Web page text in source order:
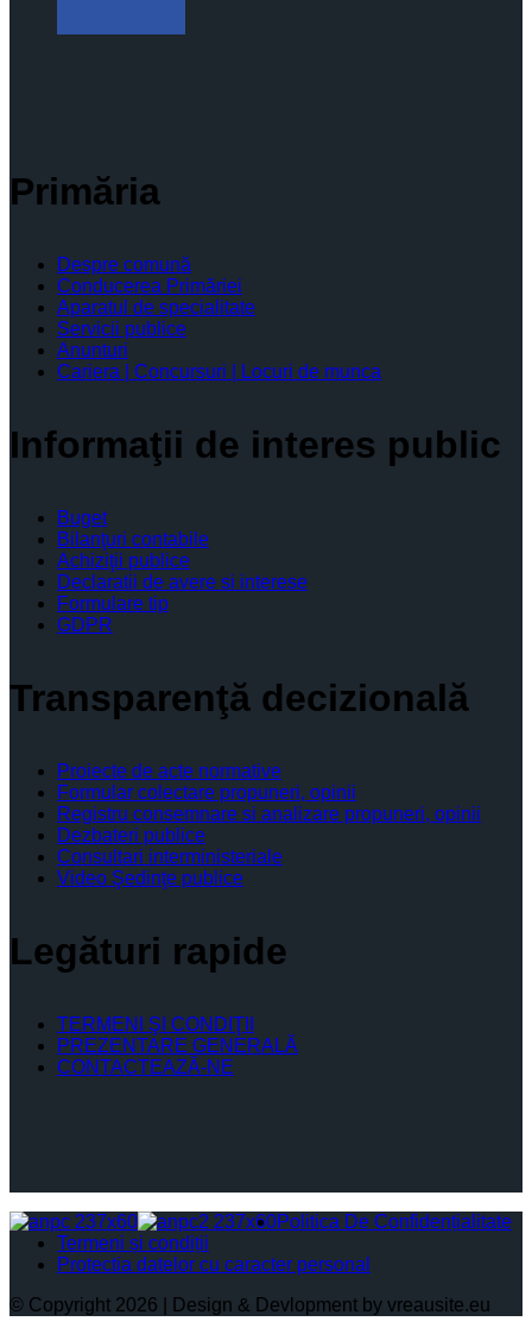
Primăria
Despre comună
Conducerea Primăriei
Aparatul de specialitate
Servicii publice
Anunturi
Cariera | Concursuri | Locuri de munca
Informaţii de interes public
Buget
Bilanţuri contabile
Achiziţii publice
Declaratii de avere si interese
Formulare tip
GDPR
Transparenţă decizională
Proiecte de acte normative
Formular colectare propuneri, opinii
Registru consemnare si analizare propuneri, opinii
Dezbateri publice
Consultari interministeriale
Video Şedinţe publice
Legături rapide
TERMENI ŞI CONDIŢII
PREZENTARE GENERALĂ
CONTACTEAZĂ-NE
Politica De Confidențialitate
Termeni și condiții
Protectia datelor cu caracter personal
© Copyright 2026 | Design & Devlopment by vreausite.eu